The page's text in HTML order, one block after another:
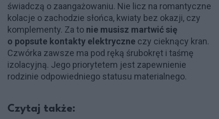
świadczą o zaangażowaniu. Nie licz na romantyczne
kolacje o zachodzie słońca, kwiaty bez okazji, czy
komplementy. Za to nie musisz martwić się
o popsute kontakty elektryczne czy cieknący kran.
Czwórka zawsze ma pod ręką śrubokręt i taśmę
izolacyjną. Jego priorytetem jest zapewnienie
rodzinie odpowiedniego statusu materialnego.
Czytaj także: